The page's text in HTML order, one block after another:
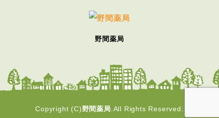
野間薬局
Copyright (C)野間薬局 .All Rights Reserved.